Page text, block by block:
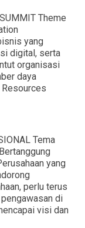
Theme
yang
digital, serta
organisasi
daya
Tema
yang
perlu terus
di
visi dan